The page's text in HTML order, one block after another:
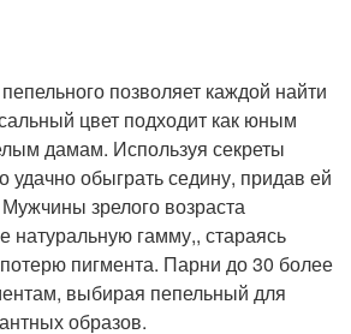
позволяет каждой найти
цвет подходит как юным
дамам. Используя секреты
удачно обыграть седину, придав ей
зрелого возраста
натуральную гамму,, стараясь
пигмента. Парни до 30 более
выбирая пепельный для
образов.